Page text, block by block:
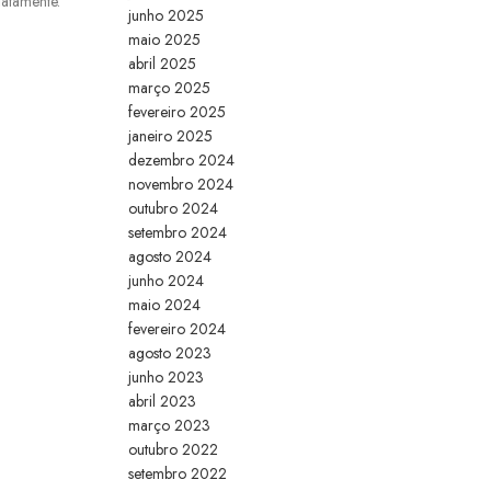
junho 2025
maio 2025
abril 2025
março 2025
fevereiro 2025
janeiro 2025
dezembro 2024
novembro 2024
outubro 2024
setembro 2024
agosto 2024
junho 2024
maio 2024
fevereiro 2024
agosto 2023
junho 2023
abril 2023
março 2023
outubro 2022
setembro 2022